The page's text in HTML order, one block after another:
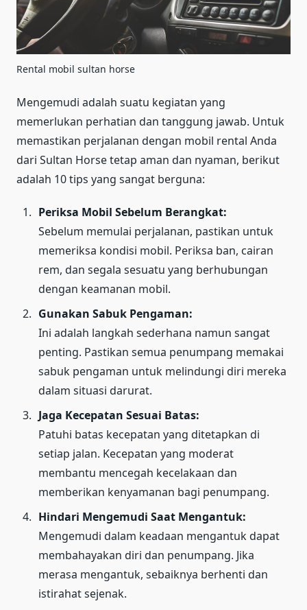
Rental mobil sultan horse
Mengemudi adalah suatu kegiatan yang
memerlukan perhatian dan tanggung jawab. Untuk
memastikan perjalanan dengan mobil rental Anda
dari Sultan Horse tetap aman dan nyaman, berikut
adalah 10 tips yang sangat berguna:
Periksa Mobil Sebelum Berangkat:
Sebelum memulai perjalanan, pastikan untuk
memeriksa kondisi mobil. Periksa ban, cairan
rem, dan segala sesuatu yang berhubungan
dengan keamanan mobil.
Gunakan Sabuk Pengaman:
Ini adalah langkah sederhana namun sangat
penting. Pastikan semua penumpang memakai
sabuk pengaman untuk melindungi diri mereka
dalam situasi darurat.
Jaga Kecepatan Sesuai Batas:
Patuhi batas kecepatan yang ditetapkan di
setiap jalan. Kecepatan yang moderat
membantu mencegah kecelakaan dan
memberikan kenyamanan bagi penumpang.
Hindari Mengemudi Saat Mengantuk:
Mengemudi dalam keadaan mengantuk dapat
membahayakan diri dan penumpang. Jika
merasa mengantuk, sebaiknya berhenti dan
istirahat sejenak.